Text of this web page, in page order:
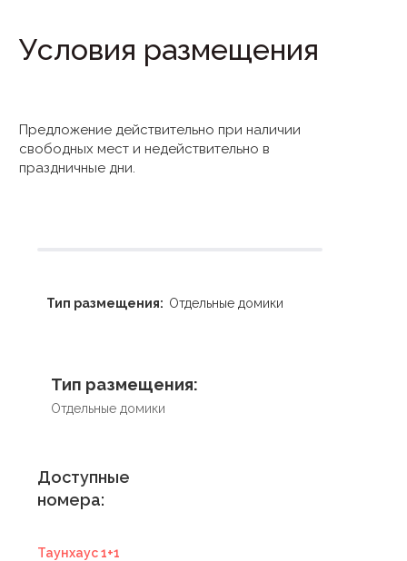
Условия размещения
Предложение действительно при наличии
свободных мест и недействительно в
праздничные дни.
Тип размещения: Отдельные домики
Тип размещения:
Отдельные домики
Доступные
номера:
Таунхаус 1+1